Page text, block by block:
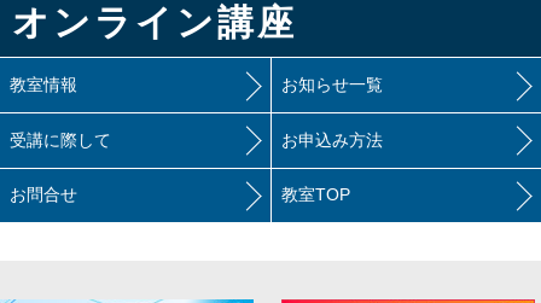
オンライン講座
教室情報 お知らせ一覧
受講に際して お申込み方法
お問合せ 教室TOP